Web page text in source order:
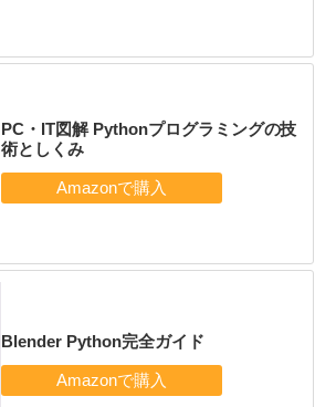
PC・IT図解 Pythonプログラミングの技
術としくみ
Blender Python完全ガイド